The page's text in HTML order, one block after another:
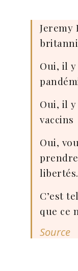
Jeremy
Oui, il
Oui, il
vaccins
Oui,
libertés.
C’est
que ce
Source